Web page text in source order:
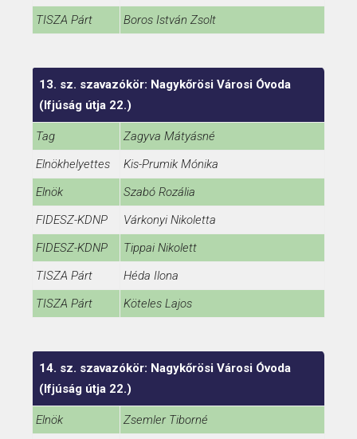
TISZA Párt
Boros István Zsolt
13. sz. szavazókör: Nagykőrösi Városi Óvoda
(Ifjúság útja 22.)
Tag
Zagyva Mátyásné
Elnökhelyettes
Kis-Prumik Mónika
Elnök
Szabó Rozália
FIDESZ-KDNP
Várkonyi Nikoletta
FIDESZ-KDNP
Tippai Nikolett
TISZA Párt
Héda Ilona
TISZA Párt
Köteles Lajos
14. sz. szavazókör: Nagykőrösi Városi Óvoda
(Ifjúság útja 22.)
Elnök
Zsemler Tiborné